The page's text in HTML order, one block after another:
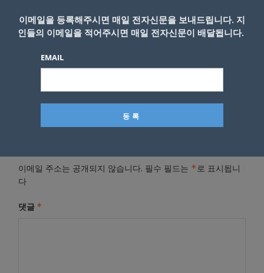
이메일 주소는 공개되지 않습니다. 필수 필드는 *로 표시됩니
다
댓글 *
이메일을 등록해주시면 매일 전자신문을 보내드립니다. 지
인들의 이메일을 적어주시면 매일 전자신문이 배달됩니다.
EMAIL